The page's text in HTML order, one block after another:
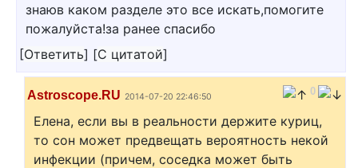
знаюв каком разделе это все искать,помогите
пожалуйста!за ранее спасибо
[Ответить] [С цитатой]
Astroscope.RU 2014-07-20 22:46:50 0
Елена, если вы в реальности держите куриц,
то сон может предвещать вероятность некой
инфекции (причем, соседка может быть